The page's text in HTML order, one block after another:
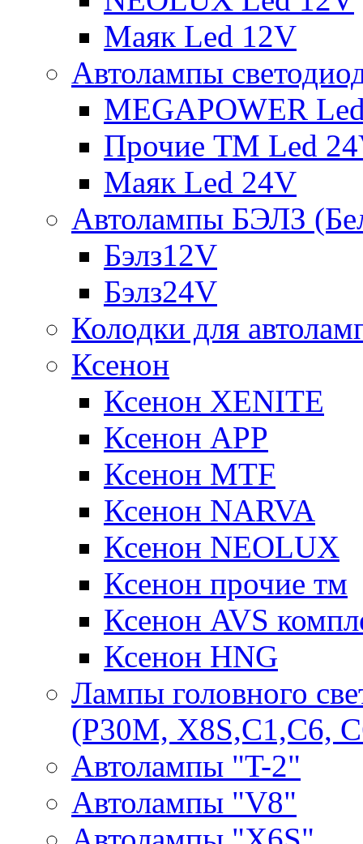
Маяк Led 12V
Автолампы
MEGAPOWER
Прочие ТМ Led
Маяк Led 24V
Автолампы БЭЛЗ
Бэлз12V
Бэлз24V
Колодки для
Ксенон
Ксенон XENITE
Ксенон APP
Ксенон MTF
Ксенон NARVA
Ксенон NEOLUX
Ксенон прочие тм
Ксенон AVS
Ксенон HNG
Лампы головного
(P30M, X8S,С1,С6,
Автолампы "T-2"
Автолампы "V8"